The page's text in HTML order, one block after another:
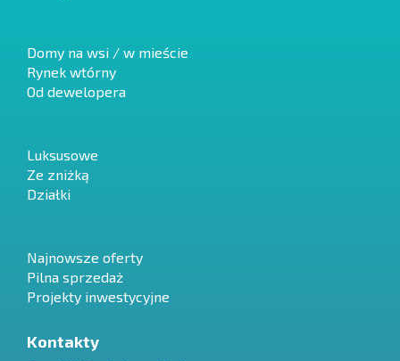
Domy na wsi / w mieście
Rynek wtórny
Od dewelopera
Luksusowe
Ze zniżką
Działki
Najnowsze oferty
Pilna sprzedaż
Projekty inwestycyjne
Kontakty